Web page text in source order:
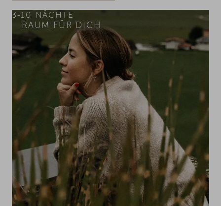
RAUM FÜR DICH
3-10 NÄCHTE